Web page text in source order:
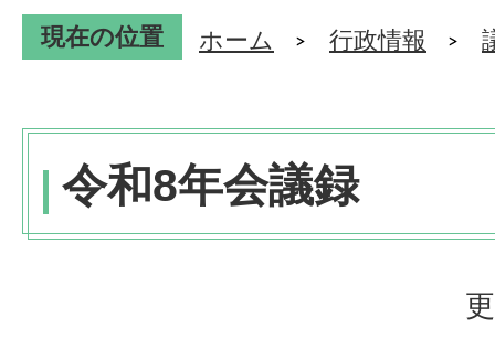
現在の位置 ホーム 行政情報
令和8年会議録